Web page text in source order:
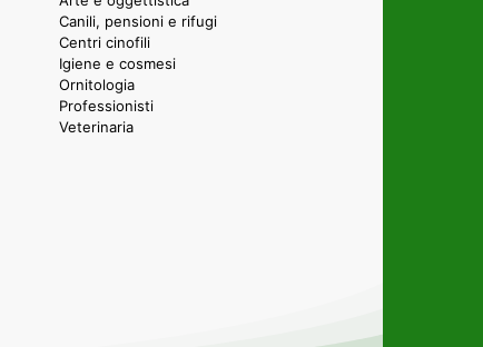
Canili, pensioni e rifugi
Centri cinofili
Igiene e cosmesi
Ornitologia
Professionisti
Veterinaria